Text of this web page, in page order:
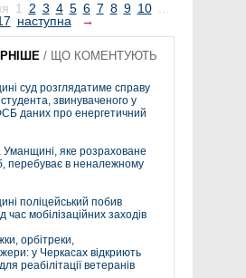
1 2 3 4 5 6 7 8 9 10 ...
наступна →
/ ЩО КОМЕНТУЮТЬ
суд розглядатиме справу
звинуваченого у
даних про енергетичний
Уманщині, яке розраховане
перебуває в неналежному
поліцейський побив
час мобілізаційних заходів
орбітреки,
у Черкасах відкриють
реабілітації ветеранів